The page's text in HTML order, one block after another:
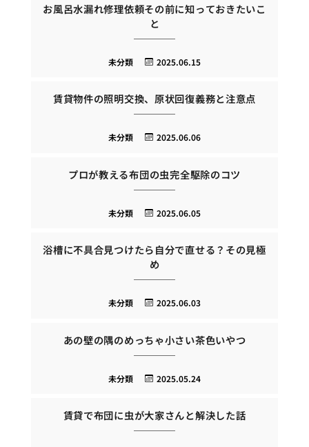
お風呂水漏れ修理依頼その前に知っておきたいこ
と
2025.06.15
未分類
賃貸物件の照明交換、原状回復義務と注意点
2025.06.06
未分類
プロが教える布団の虫完全駆除のコツ
2025.06.05
未分類
浴槽に不具合見つけたら自分で直せる？その見極
め
2025.06.03
未分類
あの壁の隅のめっちゃ小さい茶色いやつ
2025.05.24
未分類
賃貸で布団に虫が大家さんと解決した話